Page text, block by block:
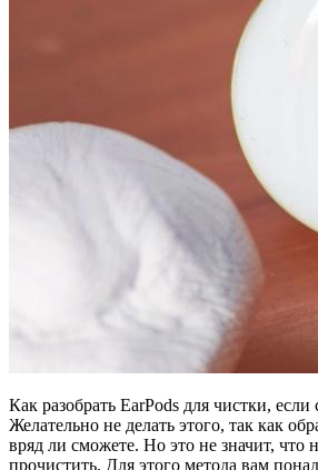
Как разобрать EarPods для чистки, если
Желательно не делать этого, так как
вряд ли сможете. Но это не значит, что
прочистить. Для этого метода вам